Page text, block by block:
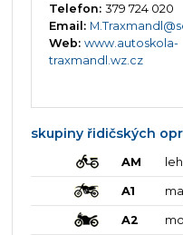
Telefon: 379 724 020
Email:
Web: www.autoskola-
traxmandl.wz.cz
skupiny řidičských
AM
A1
A2